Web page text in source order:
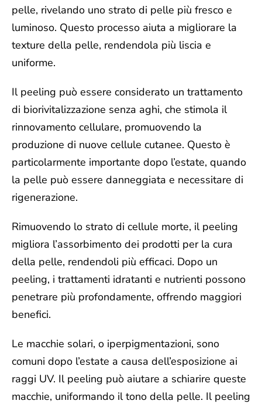
pelle, rivelando uno strato di pelle più fresco e
luminoso. Questo processo aiuta a migliorare la
texture della pelle, rendendola più liscia e
uniforme.
Il peeling può essere considerato un trattamento
di biorivitalizzazione senza aghi, che stimola il
rinnovamento cellulare, promuovendo la
produzione di nuove cellule cutanee. Questo è
particolarmente importante dopo l’estate, quando
la pelle può essere danneggiata e necessitare di
rigenerazione.
Rimuovendo lo strato di cellule morte, il peeling
migliora l’assorbimento dei prodotti per la cura
della pelle, rendendoli più efficaci. Dopo un
peeling, i trattamenti idratanti e nutrienti possono
penetrare più profondamente, offrendo maggiori
benefici.
Le macchie solari, o iperpigmentazioni, sono
comuni dopo l’estate a causa dell’esposizione ai
raggi UV. Il peeling può aiutare a schiarire queste
macchie, uniformando il tono della pelle. Il peeling